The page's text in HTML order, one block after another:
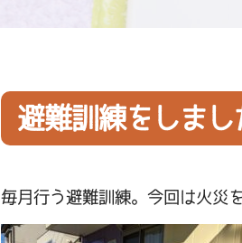
避難訓練をしまし
毎月行う避難訓練。今回は火災